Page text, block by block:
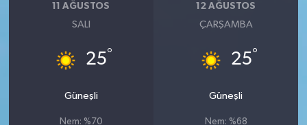
11 AĞUSTOS
SALI
25°
Güneşli
Nem: %70
12 AĞUSTOS
ÇARŞAMBA
25°
Güneşli
Nem: %68